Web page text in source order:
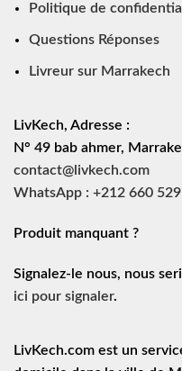
Politique de
Questions Réponses
Livreur sur Marrakech
LivKech, Adresse :
N° 49 bab ahmer,
contact@livkech.com
WhatsApp : +212 660
Produit manquant ?
Signalez-le nous, nous
ici pour signaler.
LivKech.com est un